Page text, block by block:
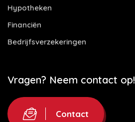
Hypotheken
Financiën
Bedrijfsverzekeringen
Vragen? Neem contact op!
Contact